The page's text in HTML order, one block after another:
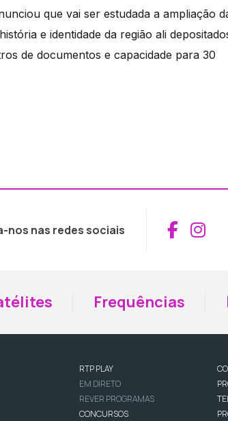
que vai ser estudada a ampliação
e identidade da região ali
de documentos e capacidade para 30
nos nas redes sociais
Frequências
RTP PLAY
EM DIRETO
REVER PROGRAMAS
CONCURSOS